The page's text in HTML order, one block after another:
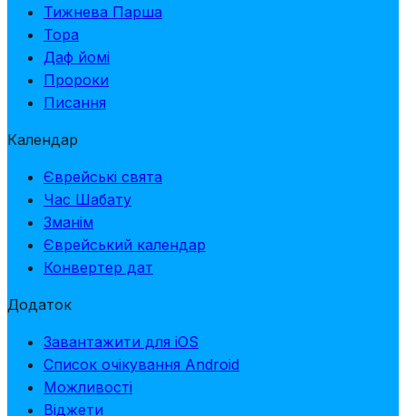
Тижнева Парша
Тора
Даф йомі
Пророки
Писання
Календар
Єврейські свята
Час Шабату
Зманім
Єврейський календар
Конвертер дат
Додаток
Завантажити для iOS
Список очікування Android
Можливості
Віджети